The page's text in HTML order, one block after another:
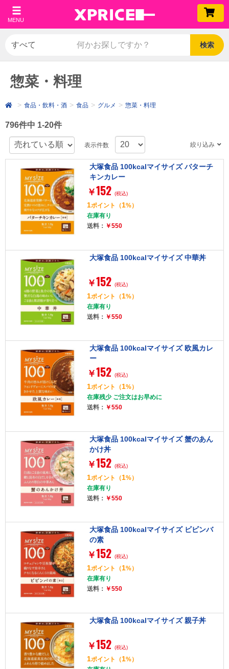
MENU
検索
惣菜・料理
食品・飲料・酒 食品 グルメ 惣菜・料理
796件中 1-20件
表示件数 絞り込み
大塚食品 100kcalマイサイズ バターチ
キンカレー
￥152 (税込)
1ポイント （1%）
在庫有り
送料： ￥550
大塚食品 100kcalマイサイズ 中華丼
￥152 (税込)
1ポイント （1%）
在庫有り
送料： ￥550
大塚食品 100kcalマイサイズ 欧風カレ
ー
￥152 (税込)
1ポイント （1%）
在庫残少 ご注文はお早めに
送料： ￥550
大塚食品 100kcalマイサイズ 蟹のあん
かけ丼
￥152 (税込)
1ポイント （1%）
在庫有り
送料： ￥550
大塚食品 100kcalマイサイズ ビビンバ
の素
￥152 (税込)
1ポイント （1%）
在庫有り
送料： ￥550
大塚食品 100kcalマイサイズ 親子丼
￥152 (税込)
1ポイント （1%）